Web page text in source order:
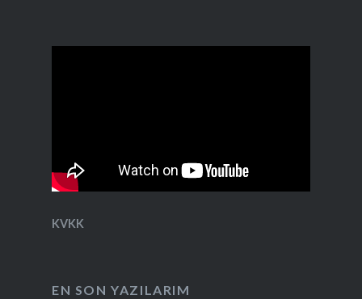
KVKK
EN SON YAZILARIM